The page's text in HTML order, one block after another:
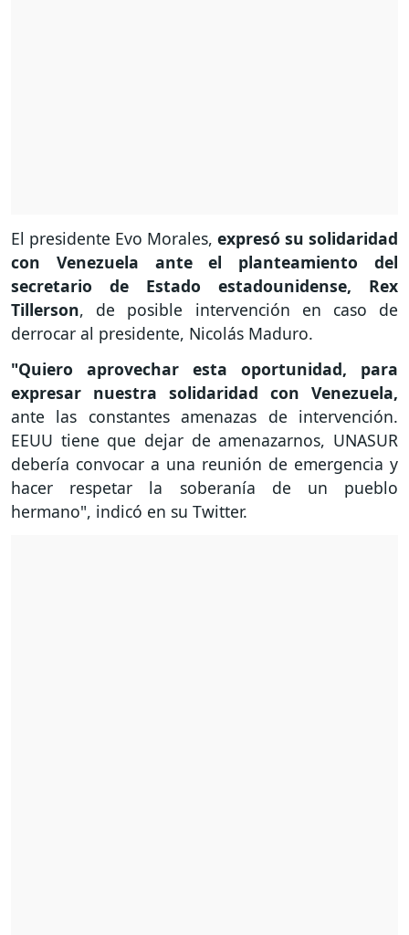
El presidente Evo Morales, expresó su solidaridad
con Venezuela ante el planteamiento del
secretario de Estado estadounidense, Rex
Tillerson, de posible intervención en caso de
derrocar al presidente, Nicolás Maduro.
"Quiero aprovechar esta oportunidad, para
expresar nuestra solidaridad con Venezuela,
ante las constantes amenazas de intervención.
EEUU tiene que dejar de amenazarnos, UNASUR
debería convocar a una reunión de emergencia y
hacer respetar la soberanía de un pueblo
hermano", indicó en su Twitter.